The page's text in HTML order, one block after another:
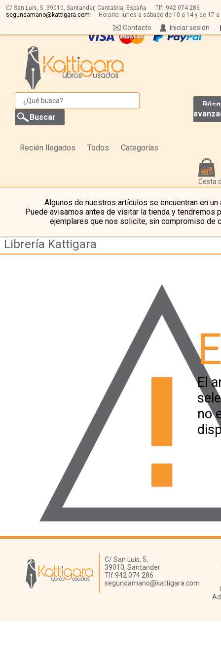
C/ San Luis, 5, 39010, Santander, Cantabria, España Tlf: 942 074 286
segundamano@kattigara.com
Horario: lunes a sábado de 10 a 14 y de 17 a
Iniciar sesión
Contacto
Recién llegados Todos Categorías
Cesta
Algunos de nuestros artículos se encuentran en un
Puede avisarnos antes de visitar la tienda y tendremos
ejemplares que nos solicite, sin compromiso de
Librería Kattigara
El
no
Librería Kattigara
C/ San Luis, 5,
39010, Santander
Tlf:942 074 286
segundamano@kattigara.com